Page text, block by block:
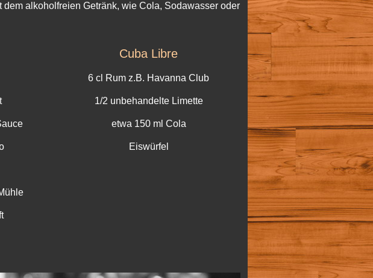
alkoholfreien Getränk, wie Cola, Sodawasser oder
Cuba Libre
6 cl Rum z.B. Havanna Club
1/2 unbehandelte Limette
etwa 150 ml Cola
Eiswürfel